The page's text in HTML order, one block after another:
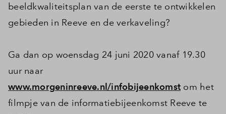
beeldkwaliteitsplan van de eerste te ontwikkelen
gebieden in Reeve en de verkaveling?
Ga dan op woensdag 24 juni 2020 vanaf 19.30
uur naar
www.morgeninreeve.nl/infobijeenkomst om het
filmpje van de informatiebijeenkomst Reeve te